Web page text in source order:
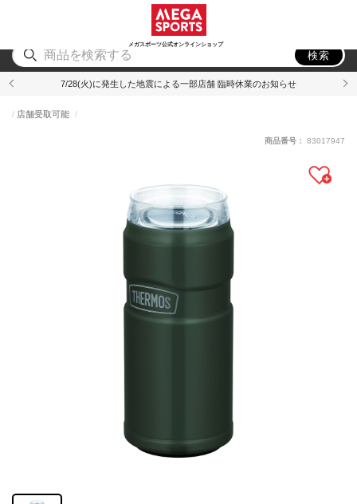
メガスポーツ公式オンラインショップ
アウトドア
検索
7/28(火)に発生した地震による一部店舗 臨時休業のお知らせ
店舗受取可能
商品番号： 83017947